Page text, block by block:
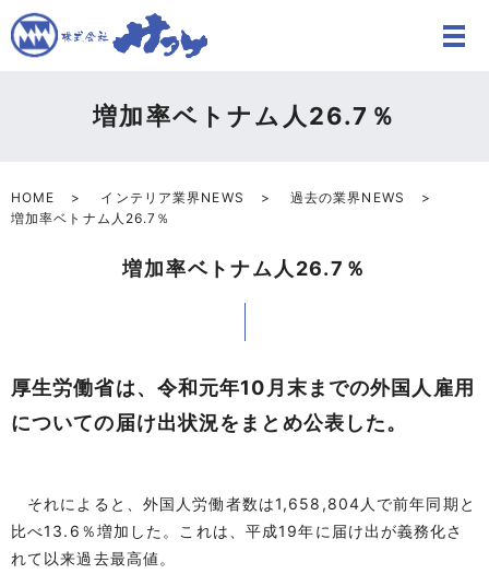
増加率ベトナム人26.7％
HOME インテリア業界NEWS
過去の業界NEWS
増加率ベトナム人26.7％
増加率ベトナム人26.7％
厚生労働省は、令和元年10月末までの外国人雇用
についての届け出状況をまとめ公表した。
それによると、外国人労働者数は1,658,804人で前年同期と
比べ13.6％増加した。これは、平成19年に届け出が義務化さ
れて以来過去最高値。